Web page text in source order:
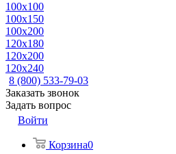
100x100
100x150
100x200
120x180
120x200
120x240
8 (800) 533-79-03
Заказать звонок
Задать вопрос
Войти
Корзина0